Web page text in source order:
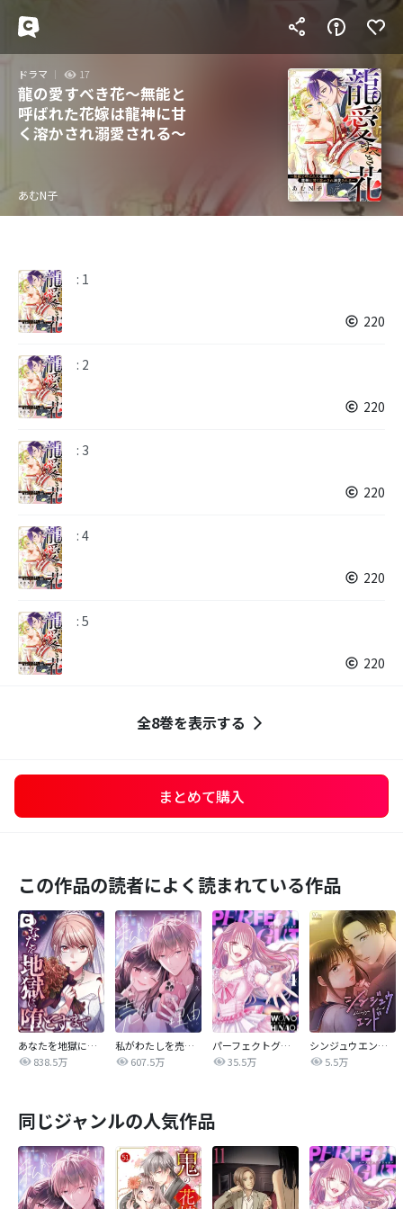
ドラマ 17
龍の愛すべき花～無能と
呼ばれた花嫁は龍神に甘
く溶かされ溺愛される～
あむN子
: 1
220
: 2
220
: 3
220
: 4
220
: 5
220
全8巻を表示する
まとめて購入
この作品の読者によく読まれている作品
あなたを地獄に堕とすまで
838.5万
私がわたしを売る理由
607.5万
パーフェクトグリッター
35.5万
シンジュウエンド【タテヨミ】
5.5万
同じジャンルの人気作品